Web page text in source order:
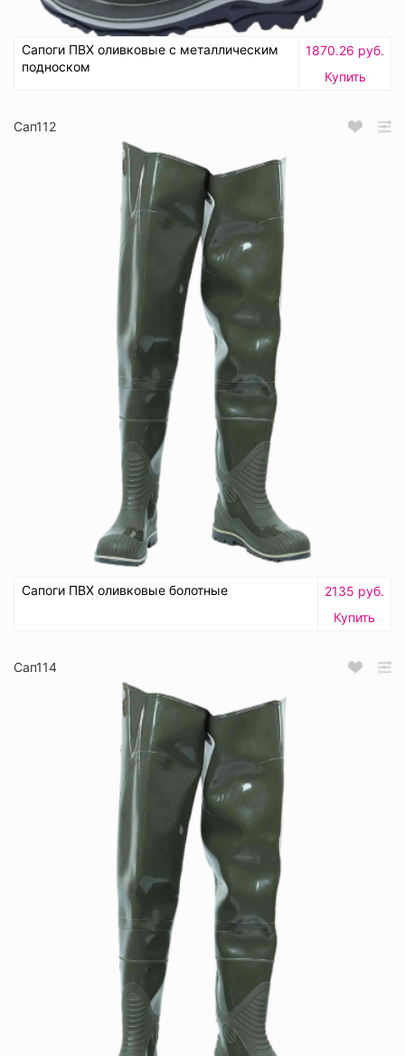
Сапоги ПВХ оливковые с металлическим
подноском
1870.26 руб.
Купить
Сап112
Сапоги ПВХ оливковые болотные
2135 руб.
Купить
Сап114